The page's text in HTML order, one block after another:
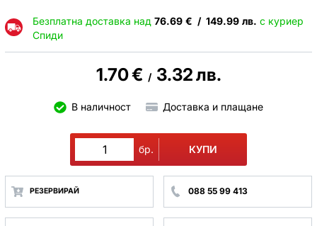
Безплатна доставка над 76.69 € / 149.99 лв. с куриер
Спиди
1.70€ / 3.32лв.
В наличност Доставка и плащане
бр. КУПИ
РЕЗЕРВИРАЙ 088 55 99 413